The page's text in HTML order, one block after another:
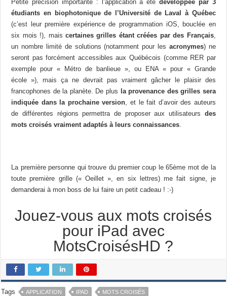
Petite précision importante : l’application a étédéveloppée par 3
étudiants en biophotonique de l’Université de Laval à Québec
(c’est leur première expérience de programmation iOS, bouclée en
six mois !), maiscertaines grilles étant créées par des Français,
un nombre limité de solutions (notamment pour les acronymes) ne
seront pas forcément accessibles aux Québécois (comme RER par
exemple pour « Métro de banlieue », ou ENA « pour « Grande
école »), mais ça ne devrait pas vraiment gâcher le plaisir des
francophones de la planète. De plus
la provenance des grilles sera
indiquée dans la prochaine version , et le fait d’avoir des auteurs
de différentes régions permettra de proposer aux utilisateurs des
mots croisés vraiment adaptés à leurs connaissances
La première personne qui trouve du premier coup le 65ème mot de la
toute première grille (« Oeillet », en six lettres) me fait signe, je
demanderai à mon boss de lui faire un petit cadeau ! :-)
Jouez-vous aux mots croisés
pour iPad avec
MotsCroisésHD ?
Tags APPLICATION IPAD MOTS CROISÉS